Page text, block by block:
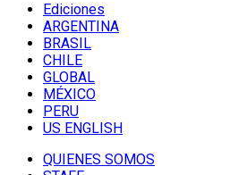
Ediciones
ARGENTINA
BRASIL
CHILE
GLOBAL
MÉXICO
PERU
US ENGLISH
QUIENES SOMOS